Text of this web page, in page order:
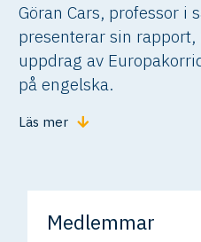
Göran Cars, professor i
presenterar sin
uppdrag av
på engelska.
Läs mer
Medlemmar